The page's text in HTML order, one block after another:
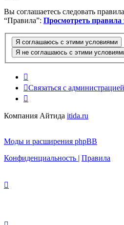
Вы соглашаетесь следовать
“Правила”: Просмотреть правила
Связаться с администрацией
Компания Айтида itida.ru
Моды и расширения phpBB
Конфиденциальность | Правила